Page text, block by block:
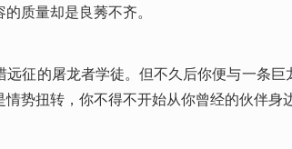
质量却是良莠不齐。
征的屠龙者学徒。但不久后你便与一条巨
势扭转，你不得不开始从你曾经的伙伴身